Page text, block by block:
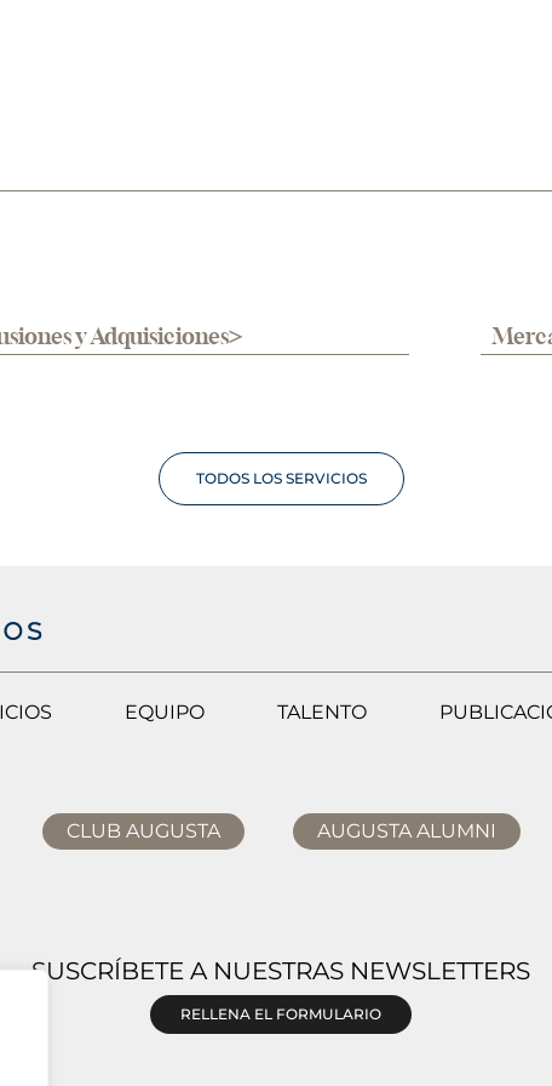
y Adquisiciones
TODOS LOS SERVICIOS
EQUIPO TALENTO
CLUB AUGUSTA AUGUSTA ALUMNI
SUSCRÍBETE A NUESTRAS NEWSLETTERS
RELLENA EL FORMULARIO